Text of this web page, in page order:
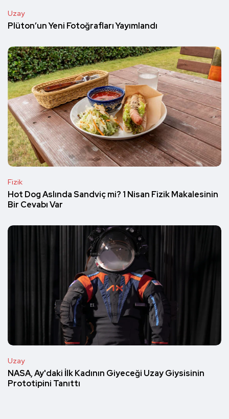
Uzay
Plüton’un Yeni Fotoğrafları Yayımlandı
Fizik
Hot Dog Aslında Sandviç mi? 1 Nisan Fizik Makalesinin
Bir Cevabı Var
Uzay
NASA, Ay'daki İlk Kadının Giyeceği Uzay Giysisinin
Prototipini Tanıttı